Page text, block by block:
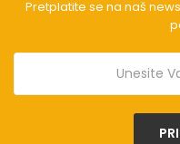
Pretplatite se na naš